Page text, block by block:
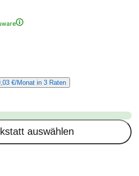
€/Monat in 3 Raten
auswählen